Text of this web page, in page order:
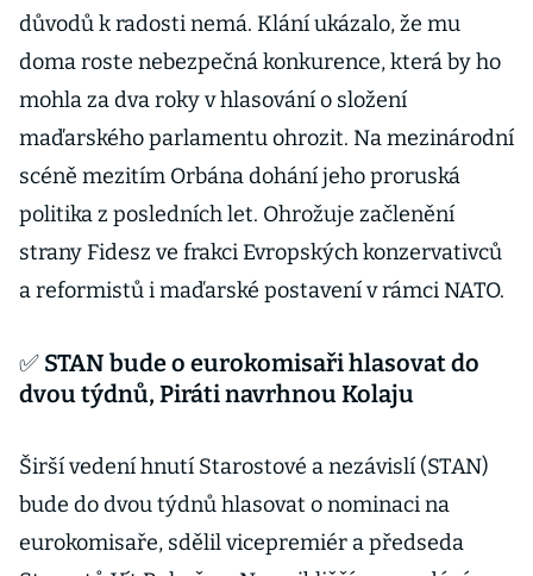
důvodů k radosti nemá. Klání ukázalo, že mu
doma roste nebezpečná konkurence, která by ho
mohla za dva roky v hlasování o složení
maďarského parlamentu ohrozit. Na mezinárodní
scéně mezitím Orbána dohání jeho proruská
politika z posledních let. Ohrožuje začlenění
strany Fidesz ve frakci Evropských konzervativců
a reformistů i maďarské postavení v rámci NATO.
✅ STAN bude o eurokomisaři hlasovat do
dvou týdnů, Piráti navrhnou Kolaju
Širší vedení hnutí Starostové a nezávislí (STAN)
bude do dvou týdnů hlasovat o nominaci na
eurokomisaře, sdělil vicepremiér a předseda